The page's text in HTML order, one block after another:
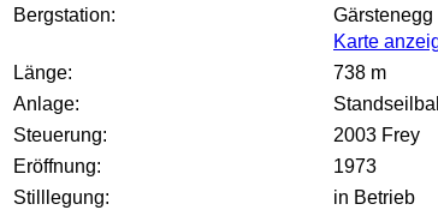
Bergstation:
Gärstenegg
Karte
Länge:
738 m
Anlage:
Steuerung:
2003 Frey
Eröffnung:
1973
Stilllegung:
in Betrieb